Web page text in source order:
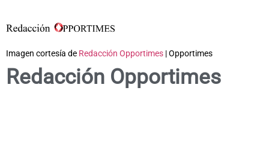
Imagen cortesía de Redacción Opportimes | Opportimes
Redacción Opportimes